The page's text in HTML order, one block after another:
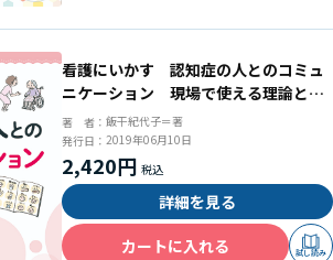
看護にいかす 認知症の人とのコミュ
ニケーション 現場で使える理論とア
プローチ
著 者： 飯干紀代子＝著
発行日： 2019年06月10日
2,420円
詳細を見る
カートに入れる
試し読み